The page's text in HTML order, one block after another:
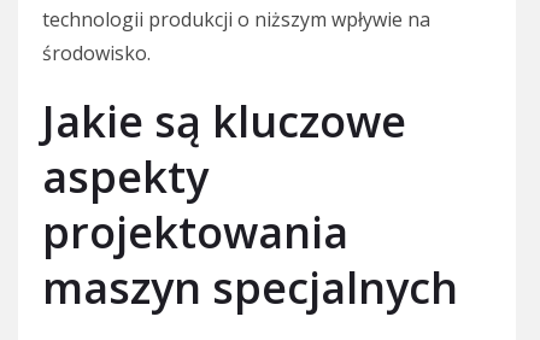
technologii produkcji o niższym wpływie na
środowisko.
Jakie są kluczowe
aspekty
projektowania
maszyn specjalnych